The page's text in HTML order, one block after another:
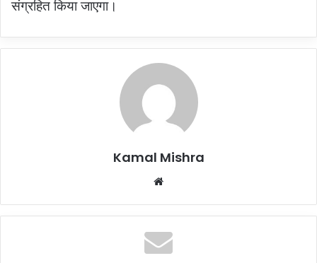
संग्रहित किया जाएगा।
Kamal Mishra
Website